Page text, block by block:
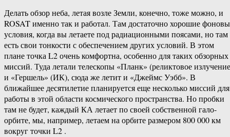
Делать обзор неба, летая возле Земли, конечно, тоже можно, и
ROSAT именно так и работал. Там достаточно хорошие
условия, когда вы летаете под радиационными поясами, но там
есть свои тонкости с обеспечением других условий. В этом
плане точка L2 очень комфортна, особенно для таких обзорных
миссий. Туда летали телескопы «Планк» (реликтовое
и «Гершель» (ИК), сюда же летит и «Джеймс Уэбб». В
ближайшее десятилетие планируется еще несколько миссий для
работы в этой области космического пространства. Но пробки
там не будет, каждый КА летает по своей собственной гало-
орбите, мы, например, летаем на орбите размером 800 000 км
вокруг точки L2 .